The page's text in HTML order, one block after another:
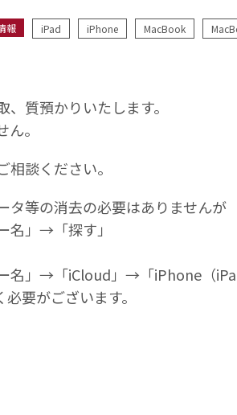
報 iPad iPhone MacBook
質預かりいたします。
。
談ください。
タ等の消去の必要はありませんが
名」→「探す」
名」→「iCloud」→「iPhone（
要がございます。